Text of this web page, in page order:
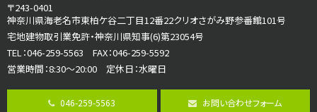
さがみ野駅
歩17分
ご家族が集まるLDKは１７．５帖とゆとりある広さ…
第8位
3,990万円
4ＬＤＫ
〒243-0401
神奈川県海老名市東柏ケ谷二丁目12番22クリオさがみ野参番館101号
宅地建物取引業免許・神奈川県知事(6)第23054号
TEL：046-259-5563 FAX：046-259-5592
営業時間：8:30～20:00 定休日：水曜日
046-259-5563 お問い合わせフォーム